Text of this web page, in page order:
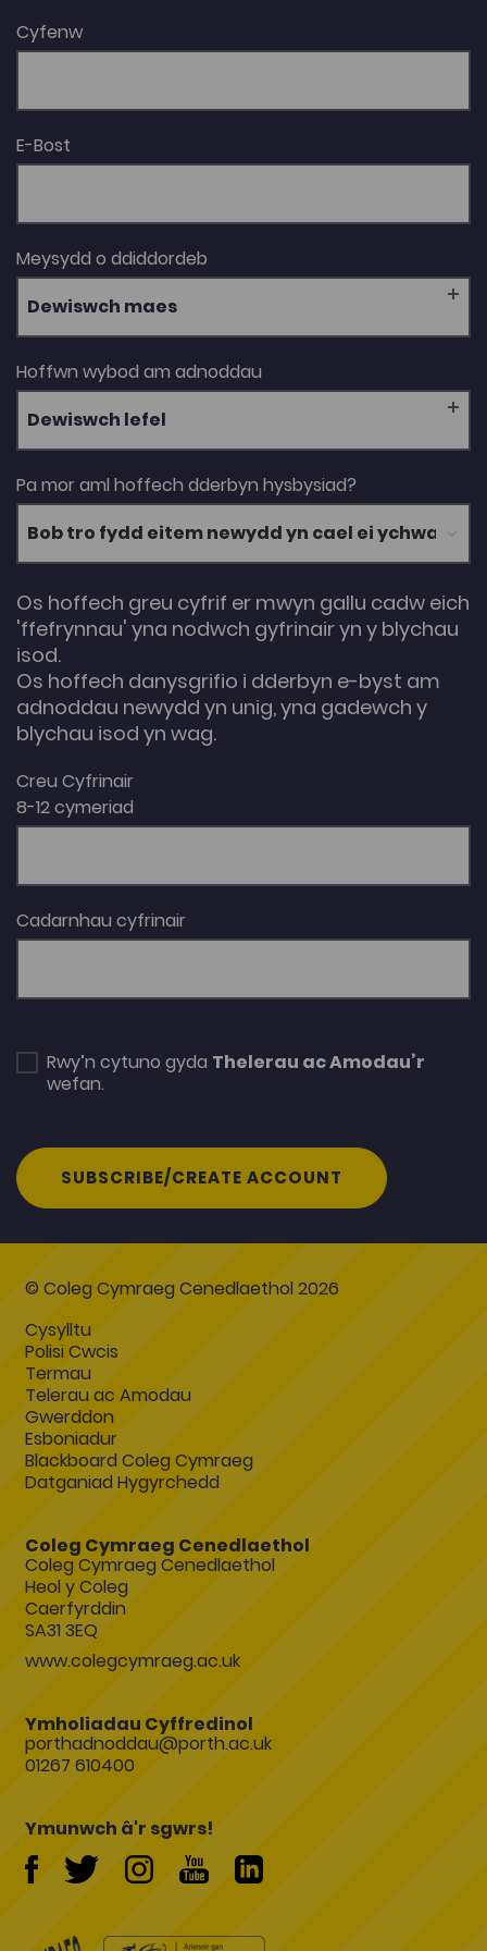
Cyfenw
E-Bost
Meysydd o ddiddordeb
Dewiswch maes
Hoffwn wybod am adnoddau
Dewiswch lefel
Pa mor aml hoffech dderbyn hysbysiad?
Os hoffech greu cyfrif er mwyn gallu cadw eich
'ffefrynnau' yna nodwch gyfrinair yn y blychau
isod.
Os hoffech danysgrifio i dderbyn e-byst am
adnoddau newydd yn unig, yna gadewch y
blychau isod yn wag.
Creu Cyfrinair
8-12 cymeriad
Cadarnhau cyfrinair
Rwy’n cytuno gyda Thelerau ac Amodau’r
wefan.
SUBSCRIBE/CREATE ACCOUNT
© Coleg Cymraeg Cenedlaethol 2026
Cysylltu
Polisi Cwcis
Termau
Telerau ac Amodau
Gwerddon
Esboniadur
Blackboard Coleg Cymraeg
Datganiad Hygyrchedd
Coleg Cymraeg Cenedlaethol
Coleg Cymraeg Cenedlaethol
Heol y Coleg
Caerfyrddin
SA31 3EQ
www.colegcymraeg.ac.uk
Ymholiadau Cyffredinol
porthadnoddau@porth.ac.uk
01267 610400
Ymunwch â'r sgwrs!